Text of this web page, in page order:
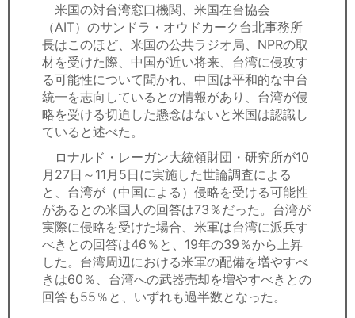
米国の対台湾窓口機関、米国在台協会
（AIT）のサンドラ・オウドカーク台北事務所
長はこのほど、米国の公共ラジオ局、NPRの取
材を受けた際、中国が近い将来、台湾に侵攻す
る可能性について聞かれ、中国は平和的な中台
統一を志向しているとの情報があり、台湾が侵
略を受ける切迫した懸念はないと米国は認識し
ていると述べた。
ロナルド・レーガン大統領財団・研究所が10
月27日～11月5日に実施した世論調査による
と、台湾が（中国による）侵略を受ける可能性
があるとの米国人の回答は73％だった。台湾が
実際に侵略を受けた場合、米軍は台湾に派兵す
べきとの回答は46％と、19年の39％から上昇
した。台湾周辺における米軍の配備を増やすべ
きは60％、台湾への武器売却を増やすべきとの
回答も55％と、いずれも過半数となった。